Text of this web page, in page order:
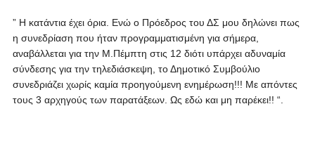
” Η κατάντια έχει όρια. Ενώ ο Πρόεδρος του ΔΣ μου δηλώνει πως
η συνεδρίαση που ήταν προγραμματισμένη για σήμερα,
αναβάλλεται για την Μ.Πέμπτη στις 12 διότι υπάρχει αδυναμία
σύνδεσης για την τηλεδιάσκεψη, το Δημοτικό Συμβούλιο
συνεδριάζει χωρίς καμία προηγούμενη ενημέρωση!!! Με απόντες
τους 3 αρχηγούς των παρατάξεων. Ως εδώ και μη παρέκει!! “.